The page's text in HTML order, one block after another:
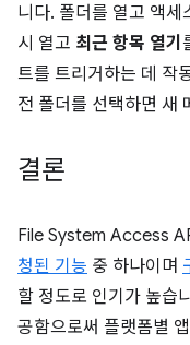
니다. 폴더를 열고 액
시 열고 최근 항목 열기
트를 트리거하는 데 작
전 폴더를 선택하면 새
결론
File System Access
청된 기능 중 하나이며
할 정도로 인기가 높습
공함으로써 플랫폼별